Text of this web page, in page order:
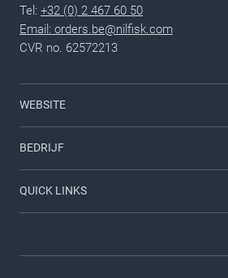
Tel: +32 (0) 2 467 60 50
Email: orders.be@nilfisk.com
CVR no. 62572213
WEBSITE
Inloggen werknemer
Carrieres
BEDRIJF
Over ons
QUICK LINKS
Brochures